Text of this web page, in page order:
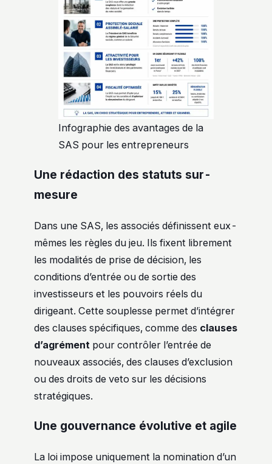
Infographie des avantages de la
SAS pour les entrepreneurs
Une rédaction des statuts sur-
mesure
Dans une SAS, les associés définissent eux-
mêmes les règles du jeu. Ils fixent librement
les modalités de prise de décision, les
conditions d’entrée ou de sortie des
investisseurs et les pouvoirs réels du
dirigeant. Cette souplesse permet d’intégrer
des clauses spécifiques, comme des clauses
d’agrément pour contrôler l’entrée de
nouveaux associés, des clauses d’exclusion
ou des droits de veto sur les décisions
stratégiques.
Une gouvernance évolutive et agile
La loi impose uniquement la nomination d’un